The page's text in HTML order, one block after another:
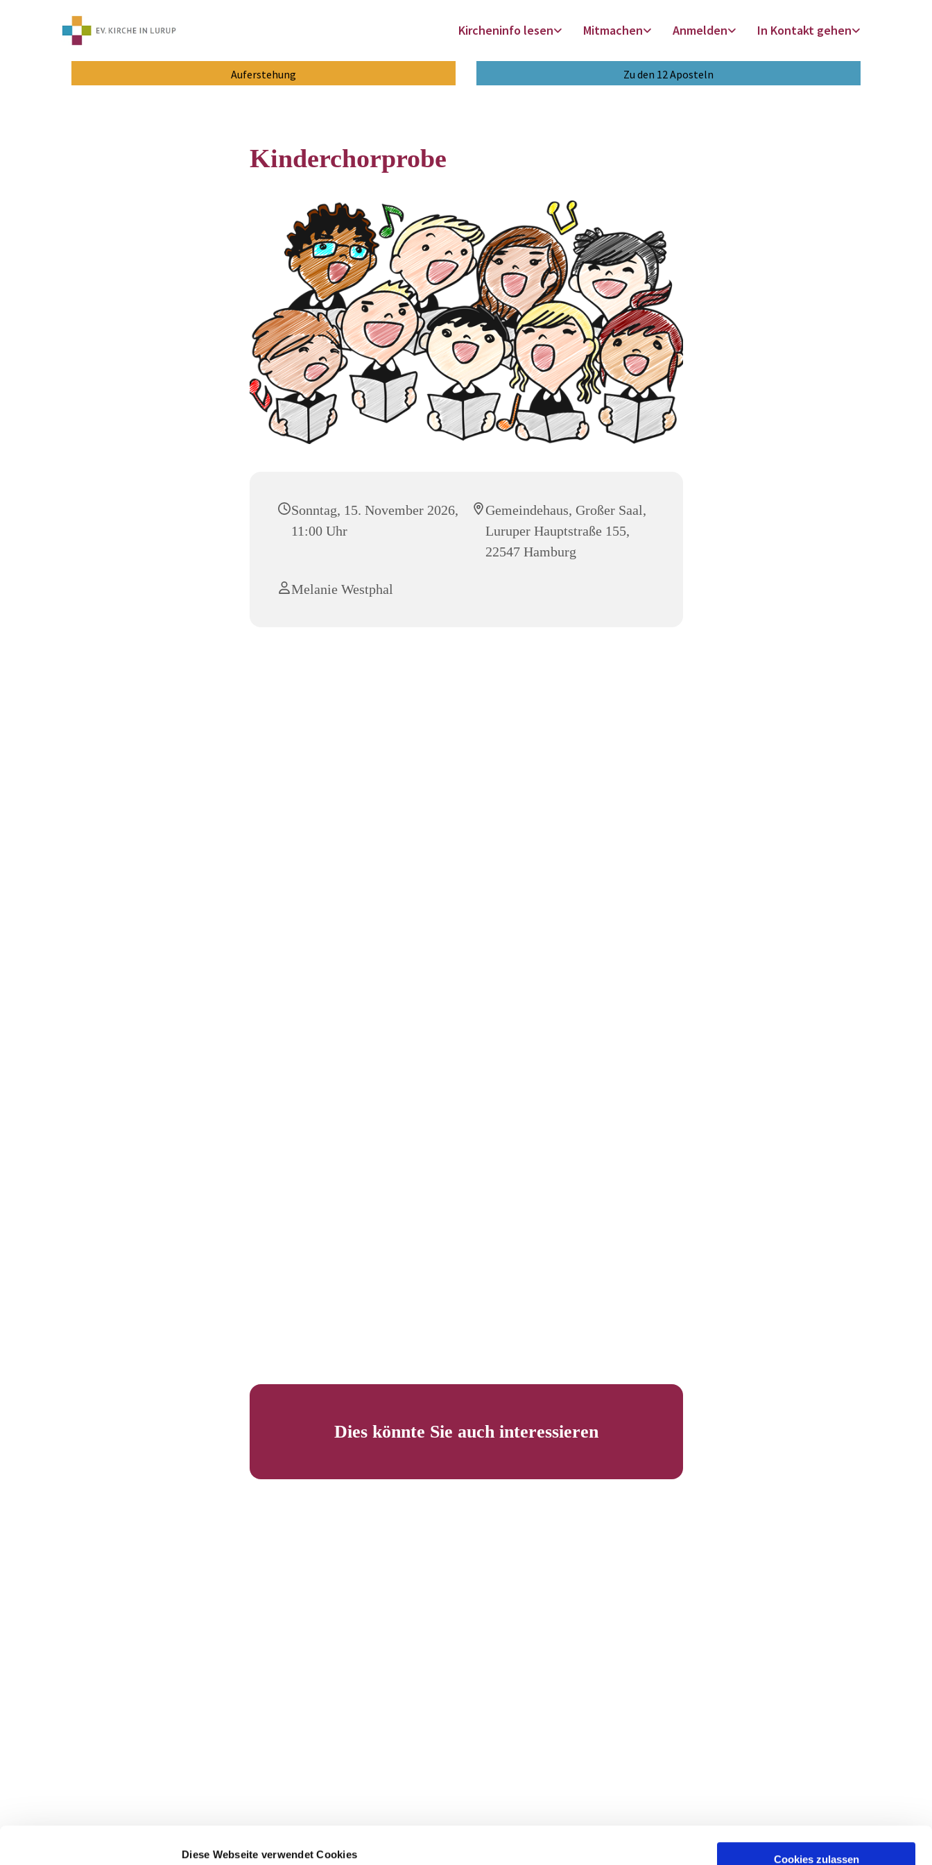
Diese Webseite verwendet Cookies Cookies zulassen
Kircheninfo lesen Mitmachen Anmelden In Kontakt gehen
Auferstehung Zu den 12 Aposteln
Kinderchorprobe
Sonntag, 15. November 2026,
11:00 Uhr
Gemeindehaus, Großer Saal,
Luruper Hauptstraße 155,
22547 Hamburg
Melanie Westphal
Dies könnte Sie auch interessieren